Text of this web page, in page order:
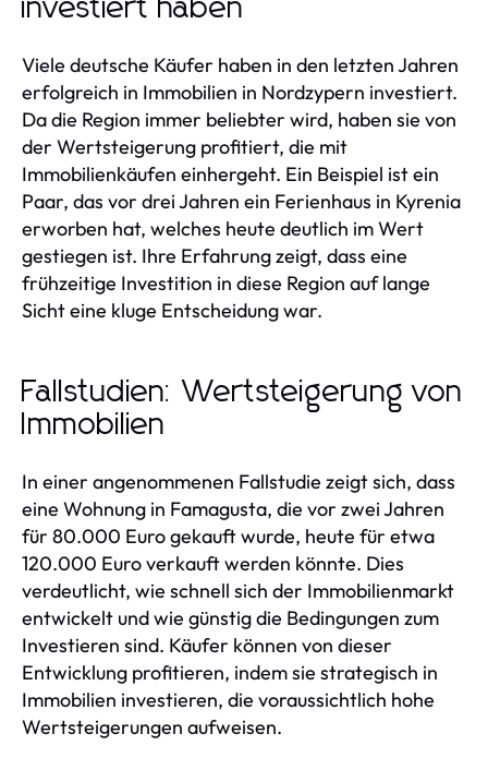
investiert haben
Viele deutsche Käufer haben in den letzten Jahren
erfolgreich in Immobilien in Nordzypern investiert.
Da die Region immer beliebter wird, haben sie von
der Wertsteigerung profitiert, die mit
Immobilienkäufen einhergeht. Ein Beispiel ist ein
Paar, das vor drei Jahren ein Ferienhaus in Kyrenia
erworben hat, welches heute deutlich im Wert
gestiegen ist. Ihre Erfahrung zeigt, dass eine
frühzeitige Investition in diese Region auf lange
Sicht eine kluge Entscheidung war.
Fallstudien: Wertsteigerung von
Immobilien
In einer angenommenen Fallstudie zeigt sich, dass
eine Wohnung in Famagusta, die vor zwei Jahren
für 80.000 Euro gekauft wurde, heute für etwa
120.000 Euro verkauft werden könnte. Dies
verdeutlicht, wie schnell sich der Immobilienmarkt
entwickelt und wie günstig die Bedingungen zum
Investieren sind. Käufer können von dieser
Entwicklung profitieren, indem sie strategisch in
Immobilien investieren, die voraussichtlich hohe
Wertsteigerungen aufweisen.